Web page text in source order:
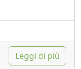
Leggi di più